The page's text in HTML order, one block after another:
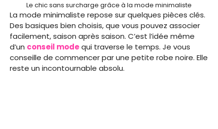
Le chic sans surcharge grâce à la mode minimaliste
La mode minimaliste repose sur quelques pièces clés.
Des basiques bien choisis, que vous pouvez associer
facilement, saison après saison. C’est l’idée même
d’un conseil modequi traverse le temps. Je vous
conseille de commencer par une petite robe noire. Elle
reste un incontournable absolu.